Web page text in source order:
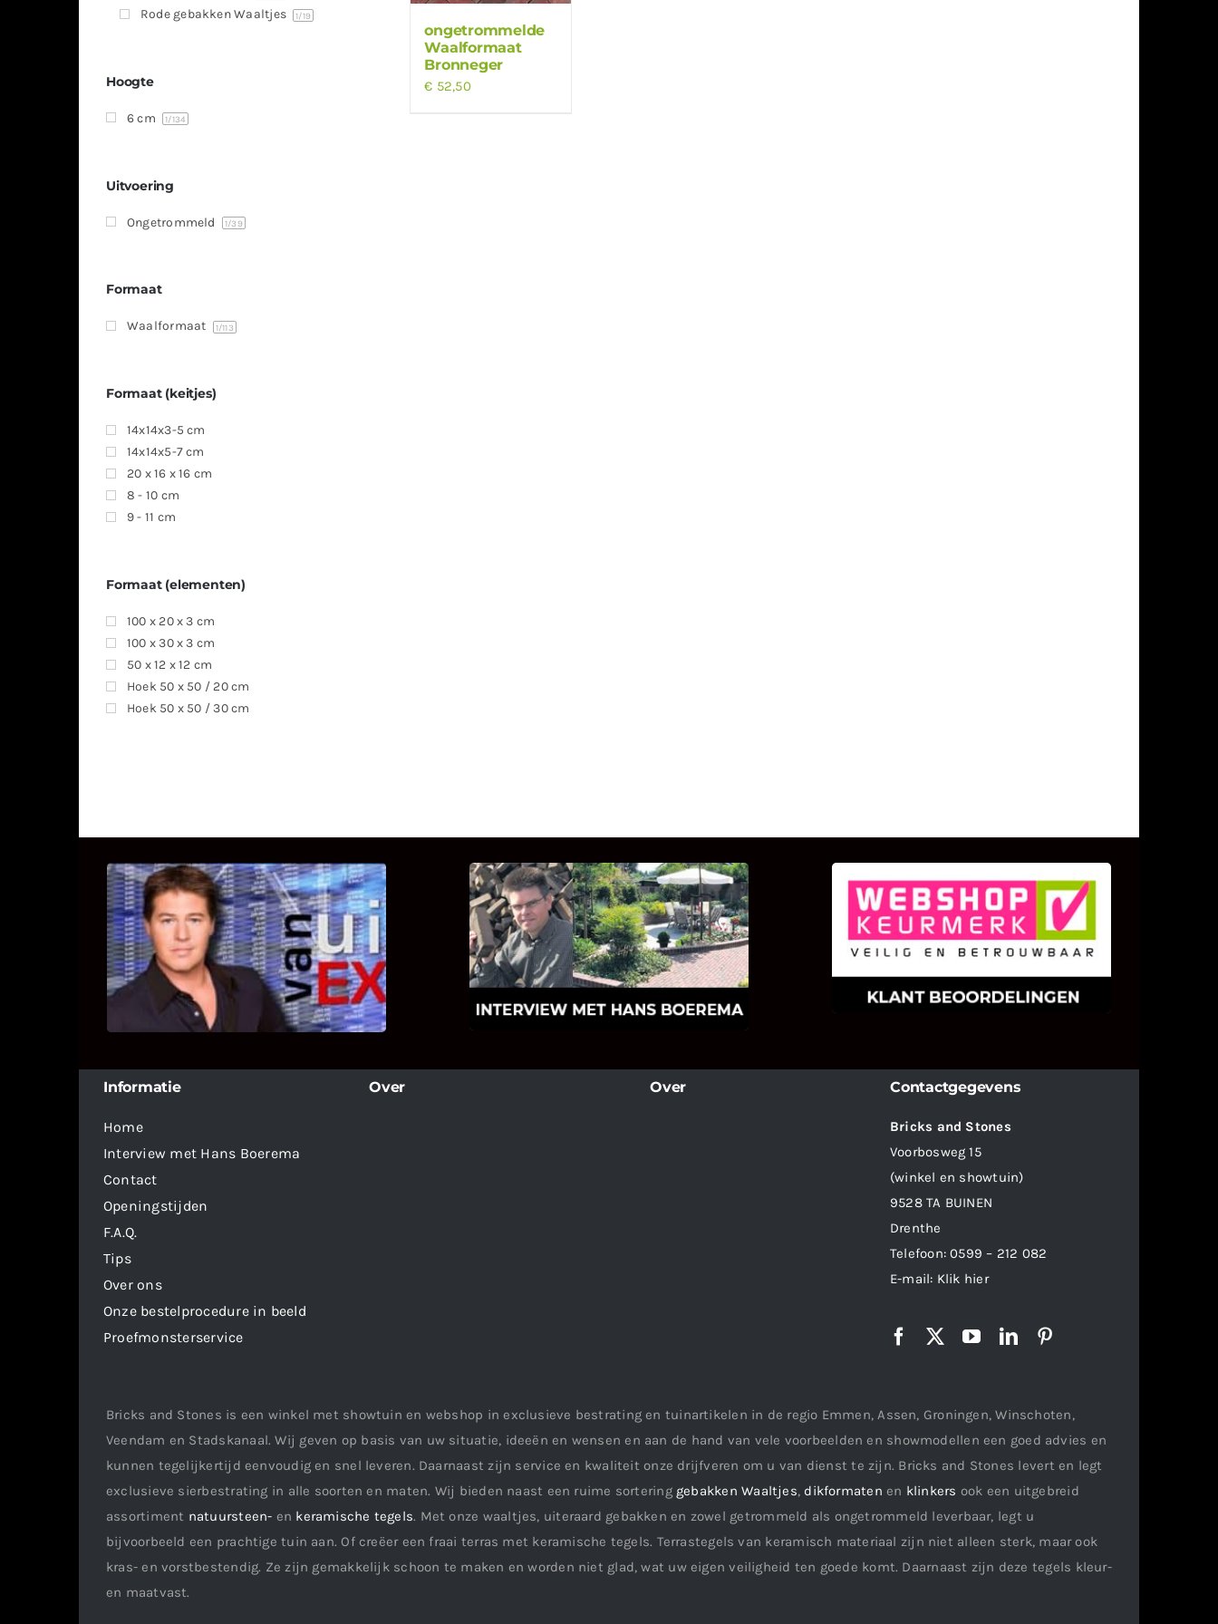
ongetrommelde
Waalformaat
Bronneger
€ 52,50
Rode gebakken Waaltjes 1/19
Hoogte
6 cm 1/134
Uitvoering
Ongetrommeld 1/39
Formaat
Waalformaat 1/113
Formaat (keitjes)
14x14x3-5 cm
14x14x5-7 cm
20 x 16 x 16 cm
8 - 10 cm
9 - 11 cm
Formaat (elementen)
100 x 20 x 3 cm
100 x 30 x 3 cm
50 x 12 x 12 cm
Hoek 50 x 50 / 20 cm
Hoek 50 x 50 / 30 cm
UITSTEL VAN EXECUTIE
Bekijk hier de fragmenten van de
deelname van Bricks and Stones aan
dit programma.
INTERVIEW MET HANS
BOEREMA
Hoe Bricks and Stones ontstaan is en
wat Hans Boerema motiveert in de
wereld van klinkers en tegels!
KLANT BEOORDELINGEN
We zijn er zeer op gesteld om te
weten wat u als klant van ons en
onze diensten vindt.
Informatie
Home
Interview met Hans Boerema
Contact
Openingstijden
F.A.Q.
Tips
Over ons
Onze bestelprocedure in beeld
Proefmonsterservice
Over Over Contactgegevens
Bricks and Stones
Voorbosweg 15
(winkel en showtuin)
9528 TA BUINEN
Drenthe
Telefoon:0599 – 212 082
E-mail: Klik hier
Bricks and Stones is een winkel met showtuin en webshop in exclusieve bestrating en tuinartikelen in de regio Emmen, Assen, Groningen, Winschoten,
Veendam en Stadskanaal. Wij geven op basis van uw situatie, ideeën en wensen en aan de hand van vele voorbeelden en showmodellen een goed advies en
kunnen tegelijkertijd eenvoudig en snel leveren. Daarnaast zijn service en kwaliteit onze drijfveren om u van dienst te zijn. Bricks and Stones levert en legt
exclusieve sierbestrating in alle soorten en maten. Wij bieden naast een ruime sortering gebakken Waaltjes, dikformaten en klinkers ook een uitgebreid
assortiment natuursteen- en keramische tegels. Met onze waaltjes, uiteraard gebakken en zowel getrommeld als ongetrommeld leverbaar, legt u
bijvoorbeeld een prachtige tuin aan. Of creëer een fraai terras met keramische tegels. Terrastegels van keramisch materiaal zijn niet alleen sterk, maar ook
kras- en vorstbestendig. Ze zijn gemakkelijk schoon te maken en worden niet glad, wat uw eigen veiligheid ten goede komt. Daarnaast zijn deze tegels kleur-
en maatvast.